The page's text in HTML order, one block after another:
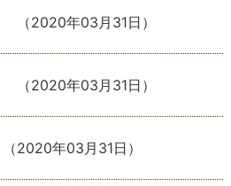
（2020年03月31日 ）
（2020年03月31日 ）
（2020年03月31日 ）